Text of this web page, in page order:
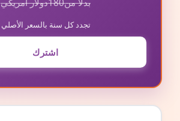
بدلا من180دولار أمريكي
تجدد كل سنة بالسعر الأصلي
اشترك